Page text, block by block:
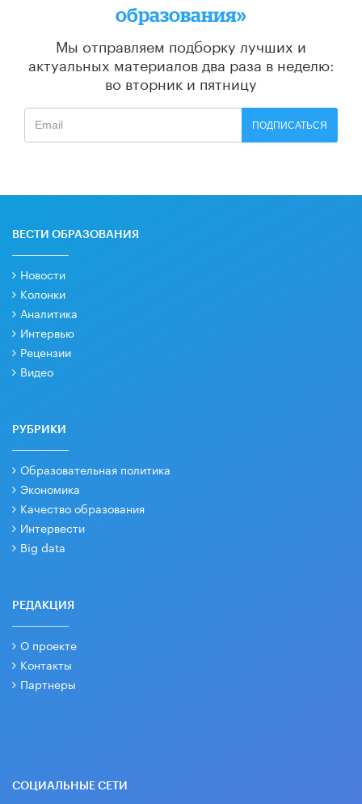
образования»
Мы отправляем подборку лучших и
актуальных материалов два раза в неделю:
во вторник и пятницу
ПОДПИСАТЬСЯ
ВЕСТИ ОБРАЗОВАНИЯ
Новости
Колонки
Аналитика
Интервью
Рецензии
Видео
РУБРИКИ
Образовательная политика
Экономика
Качество образования
Интервести
Big data
РЕДАКЦИЯ
О проекте
Контакты
Партнеры
СОЦИАЛЬНЫЕ СЕТИ